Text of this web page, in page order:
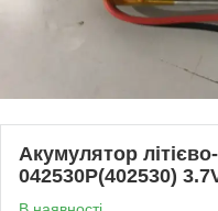
Акумулятор
042530P(402530)